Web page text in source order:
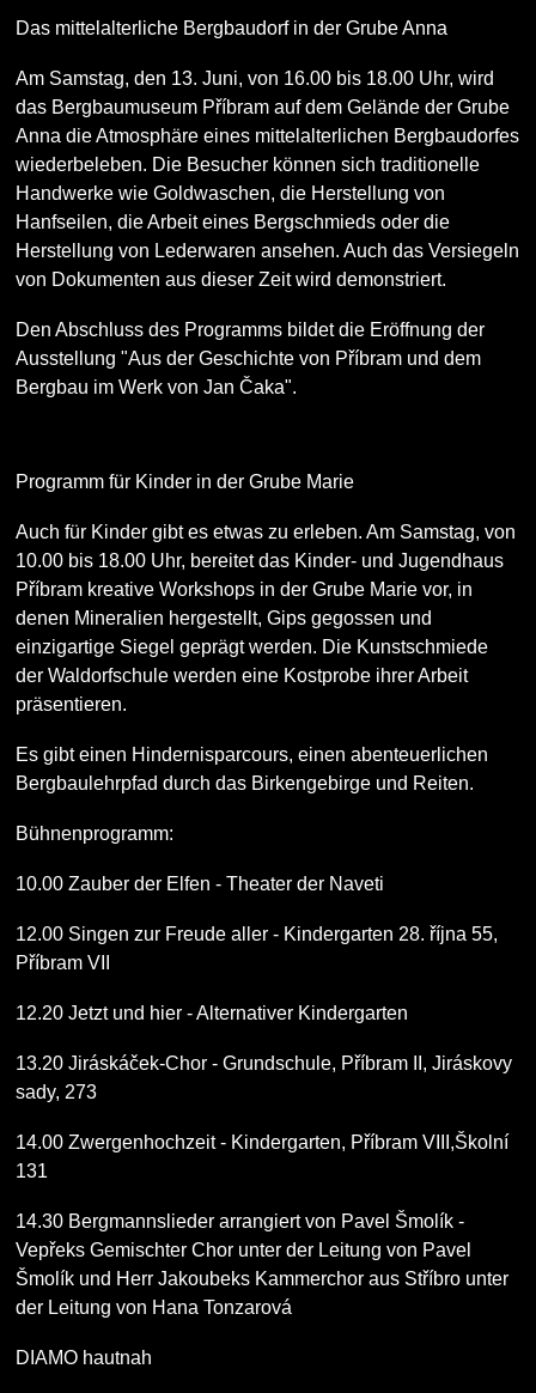
Das mittelalterliche Bergbaudorf in der Grube Anna
Am Samstag, den 13. Juni, von 16.00 bis 18.00 Uhr, wird
das Bergbaumuseum Příbram auf dem Gelände der Grube
Anna die Atmosphäre eines mittelalterlichen Bergbaudorfes
wiederbeleben. Die Besucher können sich traditionelle
Handwerke wie Goldwaschen, die Herstellung von
Hanfseilen, die Arbeit eines Bergschmieds oder die
Herstellung von Lederwaren ansehen. Auch das Versiegeln
von Dokumenten aus dieser Zeit wird demonstriert.
Den Abschluss des Programms bildet die Eröffnung der
Ausstellung "Aus der Geschichte von Příbram und dem
Bergbau im Werk von Jan Čaka".
Programm für Kinder in der Grube Marie
Auch für Kinder gibt es etwas zu erleben. Am Samstag, von
10.00 bis 18.00 Uhr, bereitet das Kinder- und Jugendhaus
Příbram kreative Workshops in der Grube Marie vor, in
denen Mineralien hergestellt, Gips gegossen und
einzigartige Siegel geprägt werden. Die Kunstschmiede
der Waldorfschule werden eine Kostprobe ihrer Arbeit
präsentieren.
Es gibt einen Hindernisparcours, einen abenteuerlichen
Bergbaulehrpfad durch das Birkengebirge und Reiten.
Bühnenprogramm:
10.00 Zauber der Elfen - Theater der Naveti
12.00 Singen zur Freude aller - Kindergarten 28. října 55,
Příbram VII
12.20 Jetzt und hier - Alternativer Kindergarten
13.20 Jiráskáček-Chor - Grundschule, Příbram II, Jiráskovy
sady, 273
14.00 Zwergenhochzeit - Kindergarten, Příbram VIII,Školní
131
14.30 Bergmannslieder arrangiert von Pavel Šmolík -
Vepřeks Gemischter Chor unter der Leitung von Pavel
Šmolík und Herr Jakoubeks Kammerchor aus Stříbro unter
der Leitung von Hana Tonzarová
DIAMO hautnah